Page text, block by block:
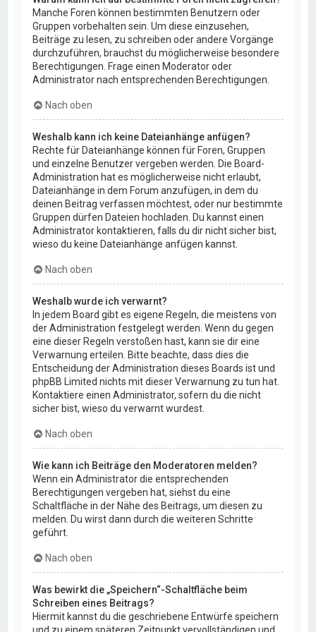
Manche Foren können bestimmten Benutzern oder
Gruppen vorbehalten sein. Um diese einzusehen,
Beiträge zu lesen, zu schreiben oder andere Vorgänge
durchzuführen, brauchst du möglicherweise besondere
Berechtigungen. Frage einen Moderator oder
Administrator nach entsprechenden Berechtigungen.
Nach oben
Weshalb kann ich keine Dateianhänge anfügen?
Rechte für Dateianhänge können für Foren, Gruppen
und einzelne Benutzer vergeben werden. Die Board-
Administration hat es möglicherweise nicht erlaubt,
Dateianhänge in dem Forum anzufügen, in dem du
deinen Beitrag verfassen möchtest, oder nur bestimmte
Gruppen dürfen Dateien hochladen. Du kannst einen
Administrator kontaktieren, falls du dir nicht sicher bist,
wieso du keine Dateianhänge anfügen kannst.
Nach oben
Weshalb wurde ich verwarnt?
In jedem Board gibt es eigene Regeln, die meistens von
der Administration festgelegt werden. Wenn du gegen
eine dieser Regeln verstoßen hast, kann sie dir eine
Verwarnung erteilen. Bitte beachte, dass dies die
Entscheidung der Administration dieses Boards ist und
phpBB Limited nichts mit dieser Verwarnung zu tun hat.
Kontaktiere einen Administrator, sofern du die nicht
sicher bist, wieso du verwarnt wurdest.
Nach oben
Wie kann ich Beiträge den Moderatoren melden?
Wenn ein Administrator die entsprechenden
Berechtigungen vergeben hat, siehst du eine
Schaltfläche in der Nähe des Beitrags, um diesen zu
melden. Du wirst dann durch die weiteren Schritte
geführt.
Nach oben
Was bewirkt die „Speichern“-Schaltfläche beim
Schreiben eines Beitrags?
Hiermit kannst du die geschriebene Entwürfe speichern
und zu einem späteren Zeitpunkt vervollständigen und